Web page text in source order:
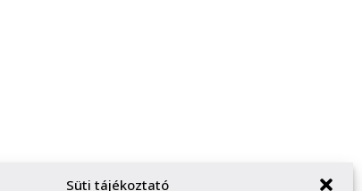
Süti tájékoztató